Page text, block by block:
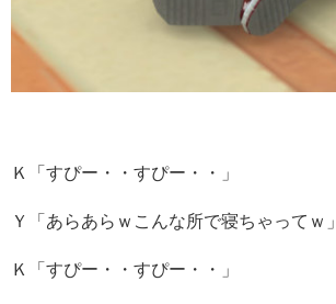
Ｋ「すぴー・・すぴー・・」
Ｙ「あらあらｗこんな所で寝ちゃってｗ」
Ｋ「すぴー・・すぴー・・」